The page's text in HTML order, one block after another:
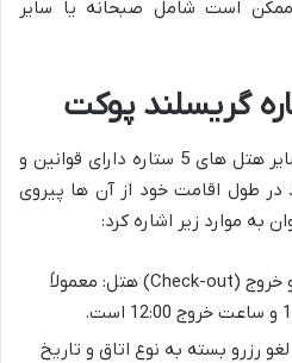
است شامل صبحانه یا سایر
هتل گریس لند پوکت مانند سایر هتل های 5 ستاره دارای قوانین و
در طول اقامت خود از آن ها پیروی
به موارد زیر اشاره کرد:
ساعت ورود (Check-in) و خروج (Check-out) هتل: معمولاً
رزرو بسته به نوع اتاق و تاریخ